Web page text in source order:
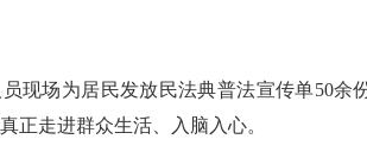
现场为居民发放民法典普法宣传单50
正走进群众生活、入脑入心。